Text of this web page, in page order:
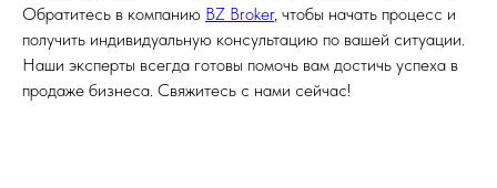
Обратитесь в компанию BZ Broker, чтобы начать процесс и
получить индивидуальную консультацию по вашей ситуации.
Наши эксперты всегда готовы помочь вам достичь успеха в
продаже бизнеса. Свяжитесь с нами сейчас!